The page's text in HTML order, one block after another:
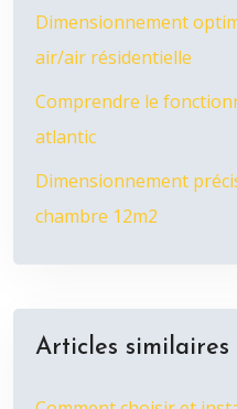
Dimensionnement
air/air résidentielle
Comprendre le
atlantic
Dimensionnement
chambre 12m2
Articles similaires